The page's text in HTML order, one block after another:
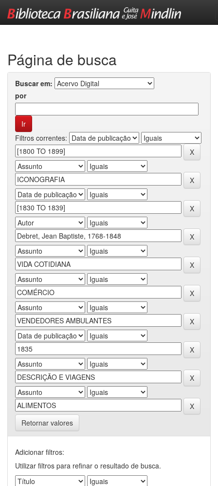
Página de busca
Buscar em:
por
Filtros correntes:
Retornar valores
Adicionar filtros:
Utilizar filtros para refinar o resultado de busca.